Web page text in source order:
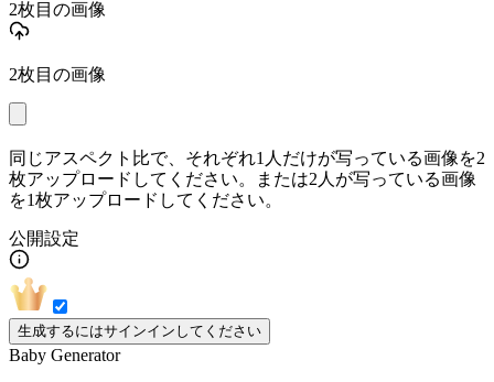
2枚目の画像
2枚目の画像
同じアスペクト比で、それぞれ1人だけが写っている画像を2
枚アップロードしてください。または2人が写っている画像
を1枚アップロードしてください。
公開設定
生成するにはサインインしてください
Baby Generator